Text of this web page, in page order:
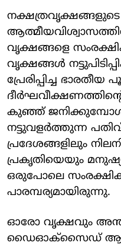
വൃക്ഷങ്ങളെ
വൃക്ഷങ്ങള്‍
പ്രേരിപ്പിച്ച
കുഞ്ഞ്
നട്ടുവളര്‍ത്തുന്ന
പ്രദേശങ്ങളിലും
പ്രകൃതിയെയും
ഒരുപോലെ
പാരമ്പര്യമായിരുന്നു.
ഓരോ വൃക്ഷവും
ഡൈഓക്‌സൈഡ്